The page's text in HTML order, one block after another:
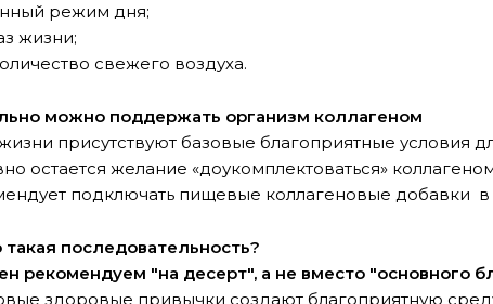
режим дня;
жизни;
свежего воздуха.
можно поддержать организм коллагеном
присутствуют базовые благоприятные условия
остается желание «доукомплектоваться»
подключать пищевые коллагеновые добавки в
последовательность?
рекомендуем "на десерт", а не вместо "основного
здоровые привычки создают благоприятную